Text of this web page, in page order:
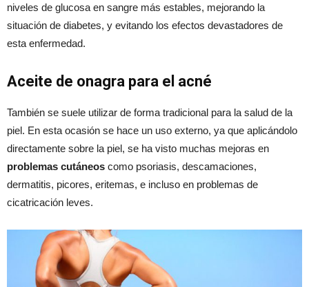
niveles de glucosa en sangre más estables, mejorando la
situación de diabetes, y evitando los efectos devastadores de
esta enfermedad.
Aceite de onagra para el acné
También se suele utilizar de forma tradicional para la salud de la
piel. En esta ocasión se hace un uso externo, ya que aplicándolo
directamente sobre la piel, se ha visto muchas mejoras en
problemas cutáneos como psoriasis, descamaciones,
dermatitis, picores, eritemas, e incluso en problemas de
cicatricación leves.